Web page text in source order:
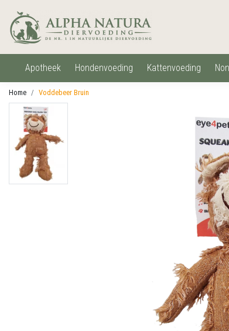
apotheek hondenvoeding kattenvoeding
Home Voddebeer Bruin